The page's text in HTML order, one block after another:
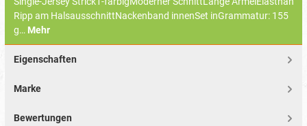
Ripp am HalsausschnittNackenband innenSet inGrammatur: 155
g… Mehr
Eigenschaften
Marke
Bewertungen